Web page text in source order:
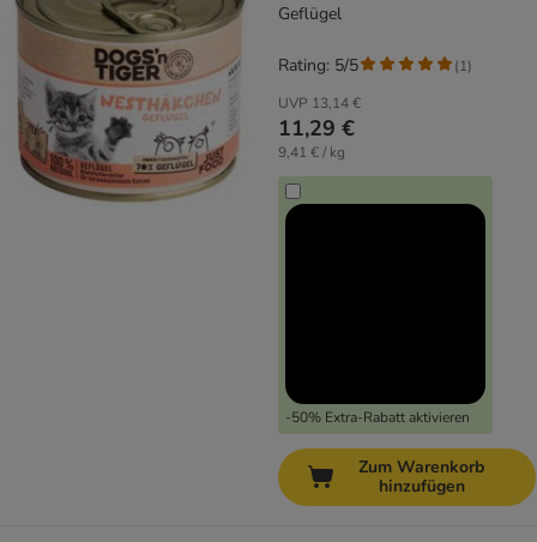
Geflügel
UVP 13,14 €
11,29 €
9,41 € / kg
-50% Extra-Rabatt aktivieren
Rating: 5/5 (1)
Zum Warenkorb
hinzufügen